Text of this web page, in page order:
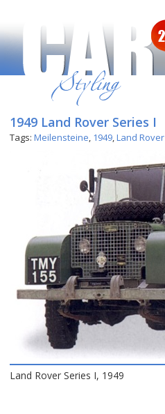
1949 Land Rover Series I
Tags: Meilensteine, 1949,Land Rover
Land Rover Series I, 1949